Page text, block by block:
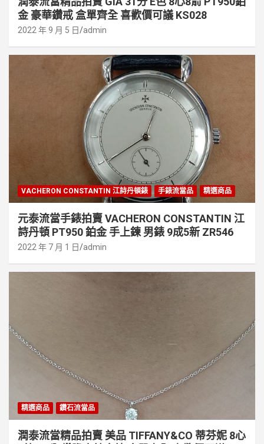
金 豪華鑽戒 盒單齊全 喜歡價可議 KS028
2022 年 9 月 5 日 admin
VACHERON CONSTANTIN 江詩丹頓錶 手錶流當品 精選商品
元泰流當手錶拍賣 VACHERON CONSTANTIN 江
詩丹頓 PT950 鉑金 手上鍊 男錶 9成5新 ZR546
2022 年 7 月 1 日 admin
精選商品 鑽石流當品
潤泰流當精品拍賣 美品 TIFFANY&CO 蒂芬妮 8心